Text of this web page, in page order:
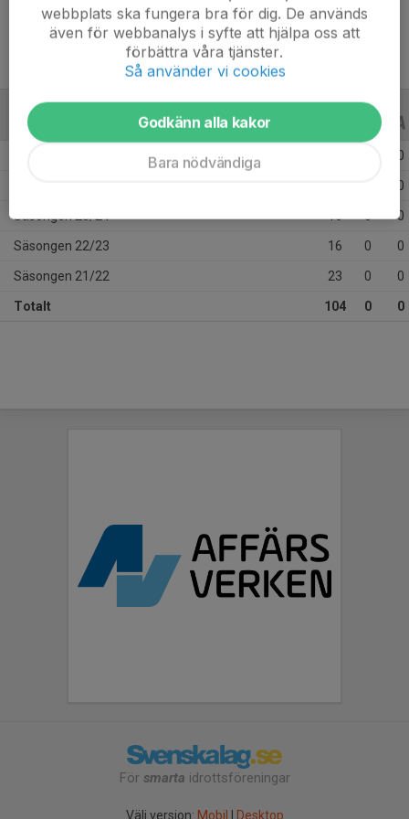
ALLA SERIER ALLA ÅR
0
0
Säsongen 23/24 16 0 0
Säsongen 22/23 16 0 0
Säsongen 21/22 23 0 0
Totalt 104 0 0
För smarta idrottsföreningar
Välj version: Mobil Desktop
webbplats ska fungera bra för dig. De används
även för webbanalys i syfte att hjälpa oss att
förbättra våra tjänster.
Så använder vi cookies
Godkänn alla kakor
Bara nödvändiga